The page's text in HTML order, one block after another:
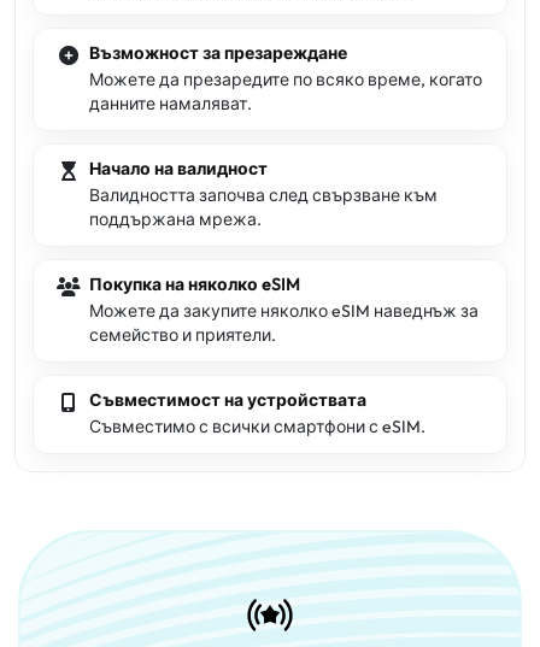
Възможност за презареждане
Можете да презаредите по всяко време, когато
данните намаляват.
Начало на валидност
Валидността започва след свързване към
поддържана мрежа.
Покупка на няколко eSIM
Можете да закупите няколко eSIM наведнъж за
семейство и приятели.
Съвместимост на устройствата
Съвместимо с всички смартфони с eSIM.